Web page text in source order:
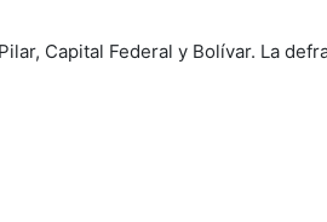
Capital Federal y Bolívar. La